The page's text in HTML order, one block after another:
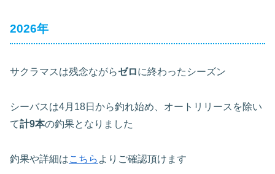
2026年
サクラマスは残念ながらゼロに終わったシーズン
シーバスは4月18日から釣れ始め、オートリリースを除い
て計9本の釣果となりました
釣果や詳細はこちら よりご確認頂けます